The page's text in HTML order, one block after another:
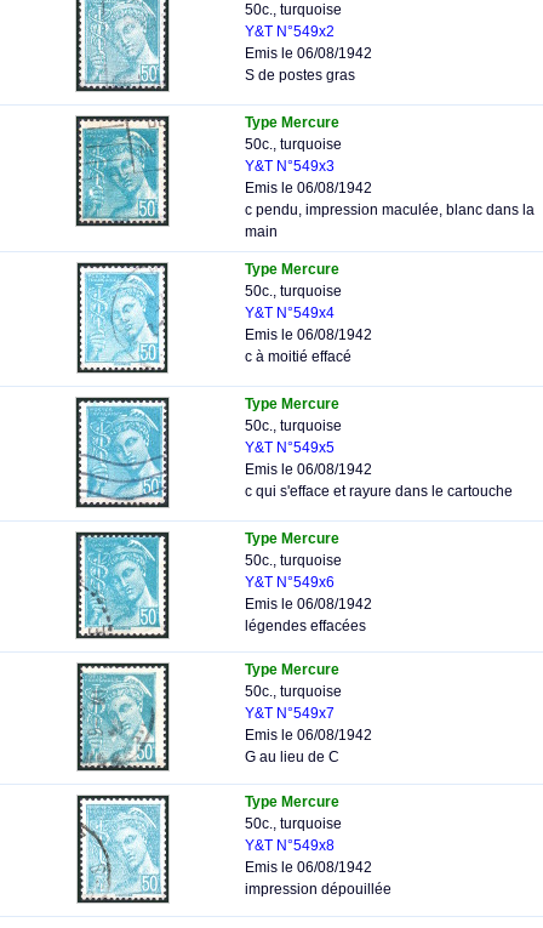
50c., turquoise
Y&T N°549x2
Emis le 06/08/1942
S de postes gras
Type Mercure
50c., turquoise
Y&T N°549x3
Emis le 06/08/1942
c pendu, impression maculée, blanc dans la
main
Type Mercure
50c., turquoise
Y&T N°549x4
Emis le 06/08/1942
c à moitié effacé
Type Mercure
50c., turquoise
Y&T N°549x5
Emis le 06/08/1942
c qui s'efface et rayure dans le cartouche
Type Mercure
50c., turquoise
Y&T N°549x6
Emis le 06/08/1942
légendes effacées
Type Mercure
50c., turquoise
Y&T N°549x7
Emis le 06/08/1942
G au lieu de C
Type Mercure
50c., turquoise
Y&T N°549x8
Emis le 06/08/1942
impression dépouillée